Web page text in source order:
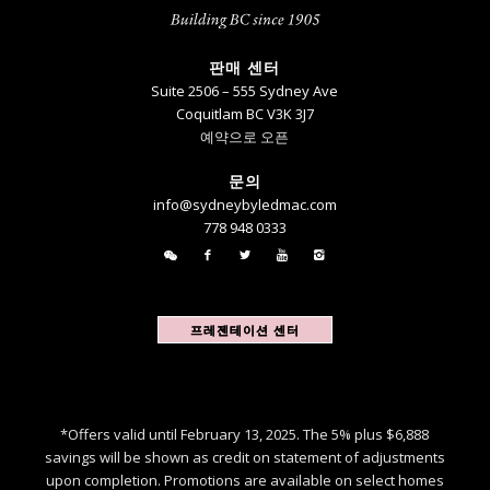
판매 센터
Suite 2506 – 555 Sydney Ave
Coquitlam BC V3K 3J7
예약으로 오픈
문의
info@sydneybyledmac.com
778 948 0333
프레젠테이션 센터
*Offers valid until February 13, 2025. The 5% plus $6,888
savings will be shown as credit on statement of adjustments
upon completion. Promotions are available on select homes